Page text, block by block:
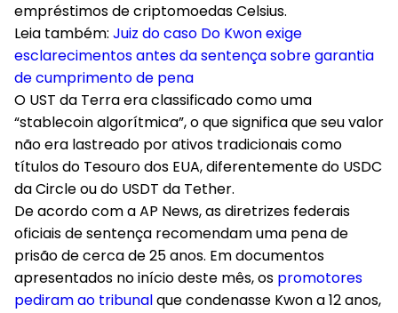
empréstimos de criptomoedas Celsius.
Leia também: Juiz do caso Do Kwon exige
esclarecimentos antes da sentença sobre garantia
de cumprimento de pena
O UST da Terra era classificado como uma
“stablecoin algorítmica”, o que significa que seu valor
não era lastreado por ativos tradicionais como
títulos do Tesouro dos EUA, diferentemente do USDC
da Circle ou do USDT da Tether.
De acordo com a AP News, as diretrizes federais
oficiais de sentença recomendam uma pena de
prisão de cerca de 25 anos. Em documentos
apresentados no início deste mês, os promotores
pediram ao tribunalque condenasse Kwon a 12 anos,